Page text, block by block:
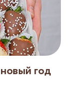
год